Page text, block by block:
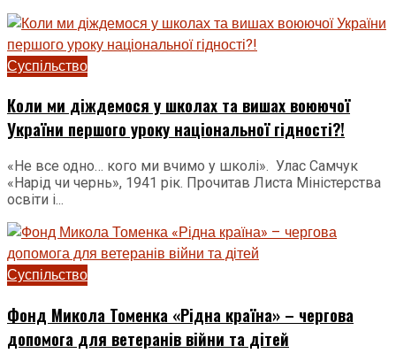
Суспільство
Коли ми діждемося у школах та вишах воюючої
України першого уроку національної гідності?!
«Не все одно… кого ми вчимо у школі». Улас Самчук
«Нарід чи чернь», 1941 рік. Прочитав Листа Міністерства
освіти і...
Суспільство
Фонд Микола Томенка «Рідна країна» – чергова
допомога для ветеранів війни та дітей